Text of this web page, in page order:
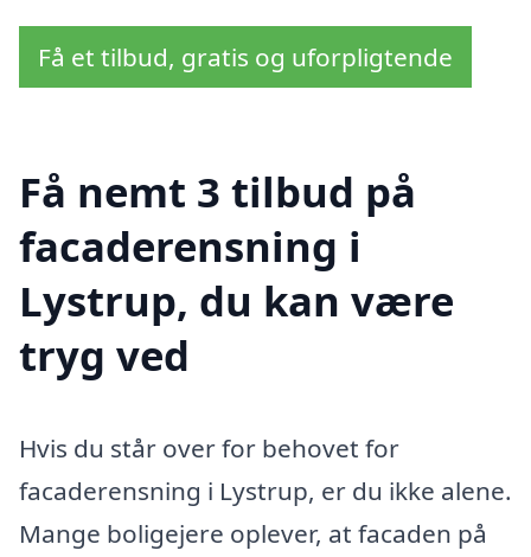
Få et tilbud, gratis og uforpligtende
Få nemt 3 tilbud på
facaderensning i
Lystrup, du kan være
tryg ved
Hvis du står over for behovet for
facaderensning i Lystrup, er du ikke alene.
Mange boligejere oplever, at facaden på